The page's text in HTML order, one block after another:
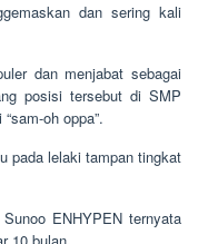
dan sering kali
dan menjabat sebagai
posisi tersebut di SMP
oh oppa”.
pada lelaki tampan tingkat
ENHYPEN ternyata